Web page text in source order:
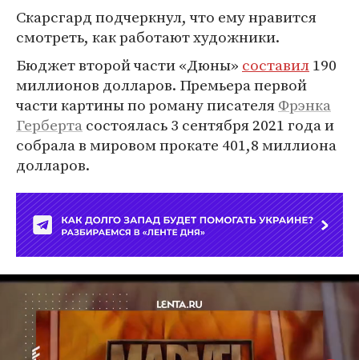
Скарсгард подчеркнул, что ему нравится
смотреть, как работают художники.
Бюджет второй части «Дюны» составил190
миллионов долларов. Премьера первой
части картины по роману писателяФрэнка
Гербертасостоялась 3 сентября 2021 года и
собрала в мировом прокате 401,8 миллиона
долларов.